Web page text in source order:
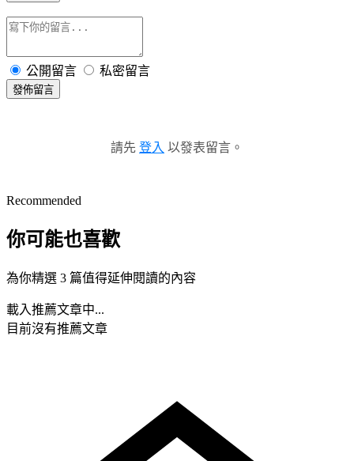
公開留言 私密留言
發佈留言
請先 登入 以發表留言。
Recommended
你可能也喜歡
為你精選 3 篇值得延伸閱讀的內容
載入推薦文章中...
目前沒有推薦文章